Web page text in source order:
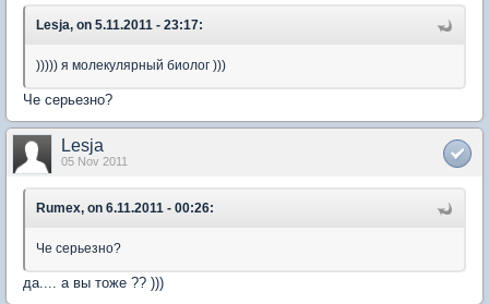
Lesja, on 5.11.2011 - 23:17:
))))) я молекулярный биолог )))
Че серьезно?
Lesja
05 Nov 2011
Rumex, on 6.11.2011 - 00:26:
Че серьезно?
да.... а вы тоже ?? )))